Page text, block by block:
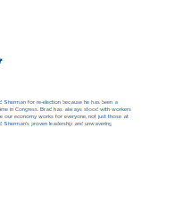
Sherman for re-election because he has been a
in Congress. Brad has always stood with workers
our economy works for everyone, not just those at
proven leadership and unwavering